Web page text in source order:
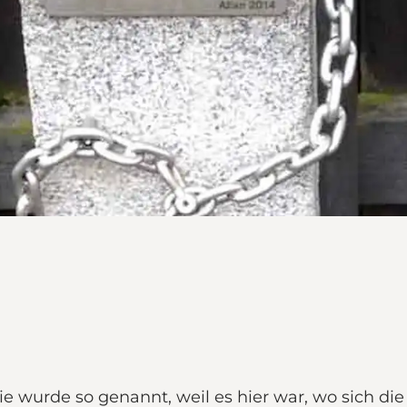
wurde so genannt, weil es hier war, wo sich